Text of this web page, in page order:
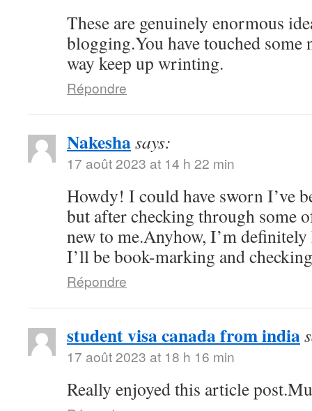
These are genuinely enormous
blogging.You have touched some
way keep up wrinting.
Répondre
Nakeshasays:
17 août 2023 at 14 h 22 min
Howdy! I could have sworn I’ve
but after checking through some
new to me.Anyhow, I’m
I’ll be book-marking and
Répondre
student visa canada from india
17 août 2023 at 18 h 16 min
Really enjoyed this article